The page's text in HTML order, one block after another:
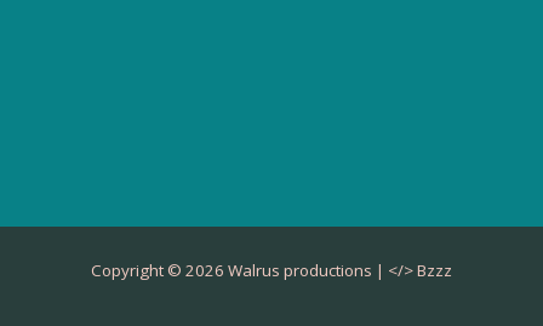
Copyright © 2026 Walrus productions | </>Bzzz